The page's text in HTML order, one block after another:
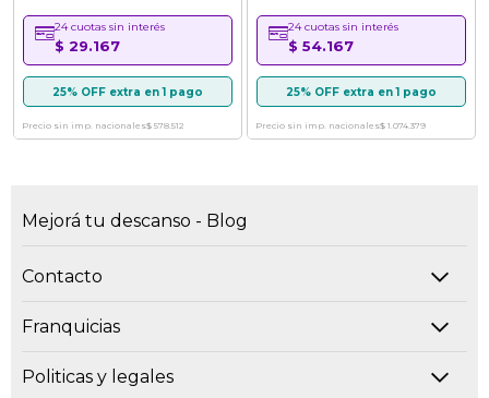
24 cuotas sin interés
$ 29.167
25% OFF extra en 1 pago
Precio sin imp. nacionales$ 578.512
24 cuotas sin interés
$ 54.167
25% OFF extra en 1 pago
Precio sin imp. nacionales$ 1.074.379
Mejorá tu descanso - Blog
Contacto
Franquicias
Politicas y legales